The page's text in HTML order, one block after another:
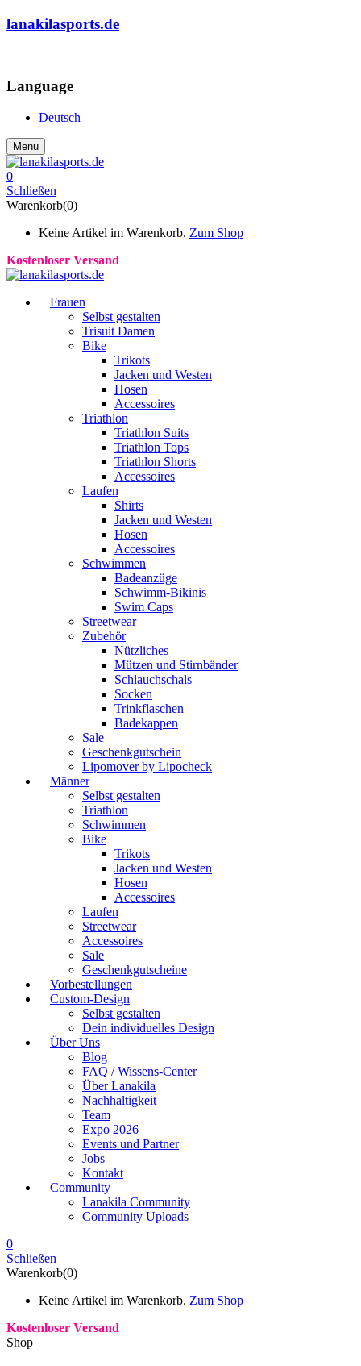
lanakilasports.de
Language
Deutsch
Menu
0
Schließen
Warenkorb(0)
Keine Artikel im Warenkorb. Zum Shop
Kostenloser Versand
Frauen
Selbst gestalten
Trisuit Damen
Bike
Trikots
Jacken und Westen
Hosen
Accessoires
Triathlon
Triathlon Suits
Triathlon Tops
Triathlon Shorts
Accessoires
Laufen
Shirts
Jacken und Westen
Hosen
Accessoires
Schwimmen
Badeanzüge
Schwimm-Bikinis
Swim Caps
Streetwear
Zubehör
Nützliches
Mützen und Stirnbänder
Schlauchschals
Socken
Trinkflaschen
Badekappen
Sale
Geschenkgutschein
Lipomover by Lipocheck
Männer
Selbst gestalten
Triathlon
Schwimmen
Bike
Trikots
Jacken und Westen
Hosen
Accessoires
Laufen
Streetwear
Accessoires
Sale
Geschenkgutscheine
Vorbestellungen
Custom-Design
Selbst gestalten
Dein individuelles Design
Über Uns
Blog
FAQ / Wissens-Center
Über Lanakila
Nachhaltigkeit
Team
Expo 2026
Events und Partner
Jobs
Kontakt
Community
Lanakila Community
Community Uploads
0
Schließen
Warenkorb(0)
Keine Artikel im Warenkorb. Zum Shop
Kostenloser Versand
Shop